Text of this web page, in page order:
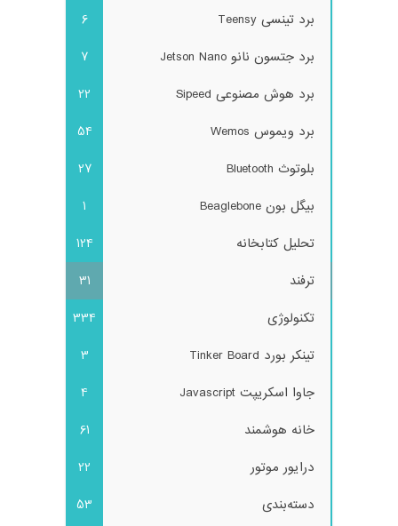
برد تینسی Teensy
6
برد جتسون نانو Jetson Nano
7
برد هوش مصنوعی Sipeed
22
برد ویموس Wemos
54
بلوتوث Bluetooth
27
بیگل بون Beaglebone
1
تحلیل کتابخانه
124
ترفند
31
تکنولوژی
334
تینکر بورد Tinker Board
3
جاوا اسکریپت Javascript
4
خانه هوشمند
61
درایور موتور
22
دسته‌بندی
53